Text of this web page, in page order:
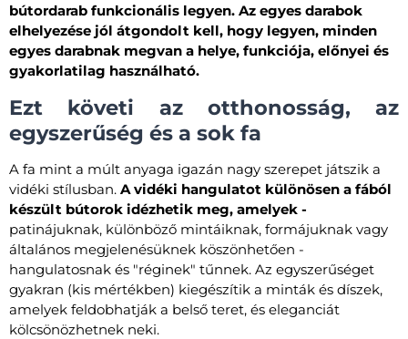
bútordarab funkcionális legyen. Az egyes darabok
elhelyezése jól átgondolt kell, hogy legyen, minden
egyes darabnak megvan a helye, funkciója, előnyei és
gyakorlatilag használható.
Ezt követi az otthonosság, az
egyszerűség és a sok fa
A fa mint a múlt anyaga igazán nagy szerepet játszik a
vidéki stílusban. A vidéki hangulatot különösen a fából
készült bútorok idézhetik meg, amelyek -
patinájuknak, különböző mintáiknak, formájuknak vagy
általános megjelenésüknek köszönhetően -
hangulatosnak és "réginek" tűnnek. Az egyszerűséget
gyakran (kis mértékben) kiegészítik a minták és díszek,
amelyek feldobhatják a belső teret, és eleganciát
kölcsönözhetnek neki.